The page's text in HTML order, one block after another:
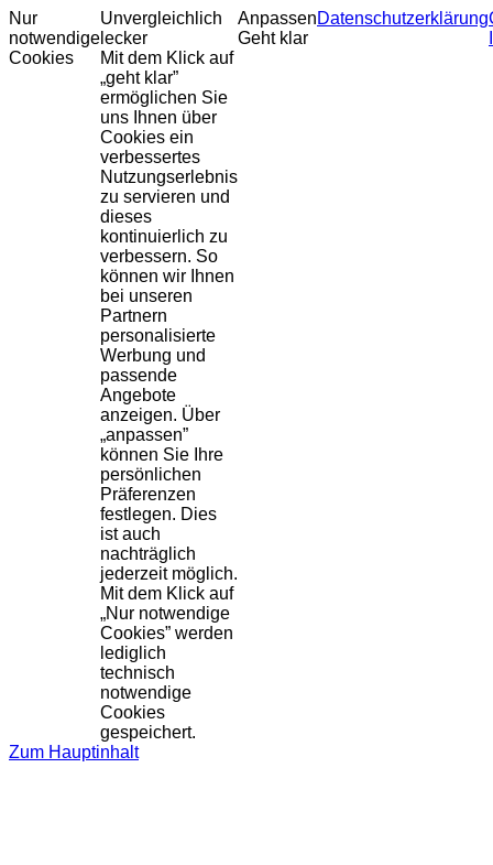
Nur
notwendige
Cookies
Unvergleichlich
lecker
Mit dem Klick auf
„geht klar”
ermöglichen Sie
uns Ihnen über
Cookies ein
verbessertes
Nutzungserlebnis
zu servieren und
dieses
kontinuierlich zu
verbessern. So
können wir Ihnen
bei unseren
Partnern
personalisierte
Werbung und
passende
Angebote
anzeigen. Über
„anpassen”
können Sie Ihre
persönlichen
Präferenzen
festlegen. Dies
ist auch
nachträglich
jederzeit möglich.
Mit dem Klick auf
„Nur notwendige
Cookies” werden
lediglich
technisch
notwendige
Cookies
gespeichert.
Anpassen
Geht klar
Datenschutzerklärung
Zum Hauptinhalt